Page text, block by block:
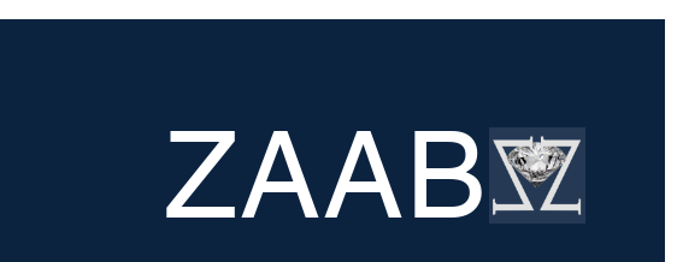
تسویه
حساب ZAAB